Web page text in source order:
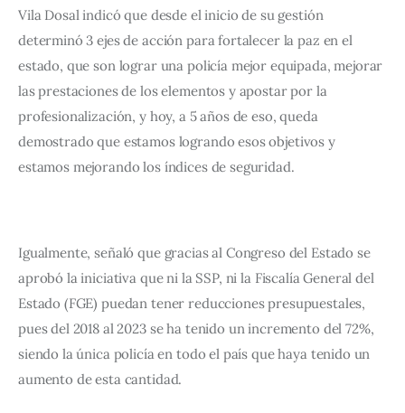
Vila Dosal indicó que desde el inicio de su gestión
determinó 3 ejes de acción para fortalecer la paz en el
estado, que son lograr una policía mejor equipada, mejorar
las prestaciones de los elementos y apostar por la
profesionalización, y hoy, a 5 años de eso, queda
demostrado que estamos logrando esos objetivos y
estamos mejorando los índices de seguridad.
Igualmente, señaló que gracias al Congreso del Estado se
aprobó la iniciativa que ni la SSP, ni la Fiscalía General del
Estado (FGE) puedan tener reducciones presupuestales,
pues del 2018 al 2023 se ha tenido un incremento del 72%,
siendo la única policía en todo el país que haya tenido un
aumento de esta cantidad.